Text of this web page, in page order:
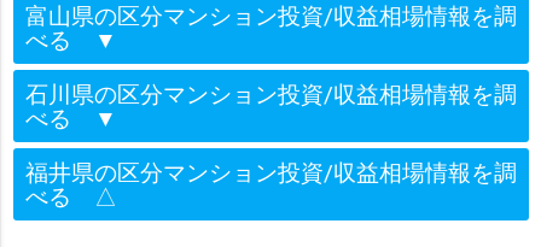
富山県の区分マンション投資/収益相場情報を調
べる ▼
石川県の区分マンション投資/収益相場情報を調
べる ▼
福井県の区分マンション投資/収益相場情報を調
べる △